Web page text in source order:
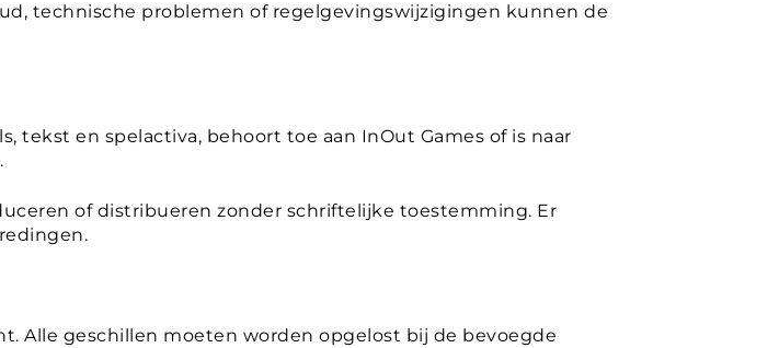
technische problemen of regelgevingswijzigingen kunnen de
tekst en spelactiva, behoort toe aan InOut Games of is naar
of distribueren zonder schriftelijke toestemming. Er
Alle geschillen moeten worden opgelost bij de bevoegde